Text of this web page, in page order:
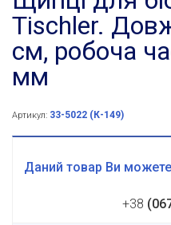
Tischler.
см, робоча
мм
Артикул: 33-5022 (К-149)
Даний товар Ви
+38